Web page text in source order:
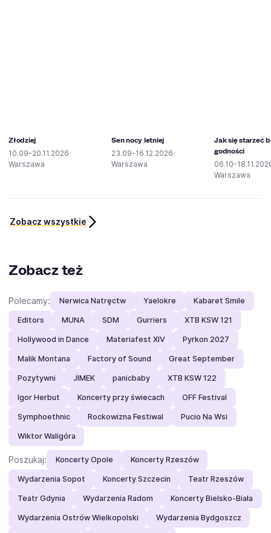
Złodziej
10.09-20.11.2026
Warszawa
Sen nocy letniej
23.09-16.12.2026
Warszawa
Jak się starzeć
godności
06.10-
Warszawa
Zobacz wszystkie
Zobacz też
Polecamy: Nerwica Natręctw Yaelokre Kabaret Smile
Editors MUNA SDM Gurriers XTB KSW 121
Hollywood in Dance Materiafest XIV Pyrkon 2027
Malik Montana Factory of Sound Great September
Pozytywni JIMEK panicbaby XTB KSW 122
Igor Herbut Koncerty przy świecach OFF Festival
Symphoethnic Rockowizna Festiwal Pucio Na Wsi
Wiktor Waligóra
Poszukaj: Koncerty Opole Koncerty Rzeszów
Wydarzenia Sopot Koncerty Szczecin Teatr Rzeszów
Teatr Gdynia Wydarzenia Radom Koncerty Bielsko-Biała
Wydarzenia Ostrów Wielkopolski Wydarzenia Bydgoszcz